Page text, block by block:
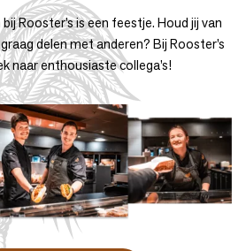
Rooster’s is een feestje. Houd jij van
delen met anderen? Bij Rooster’s
naar enthousiaste collega’s!